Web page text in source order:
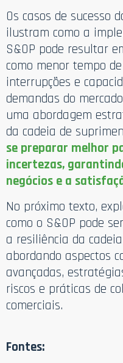
Os casos de sucesso
ilustram como a
S&OP pode resultar
como menor tempo
interrupções e
demandas do
uma abordagem
da cadeia de
se preparar melhor
incertezas,
negócios e a
No próximo texto,
como o S&OP pode
a resiliência da
abordando aspectos
avançadas,
riscos e práticas de
comerciais.
Fontes: